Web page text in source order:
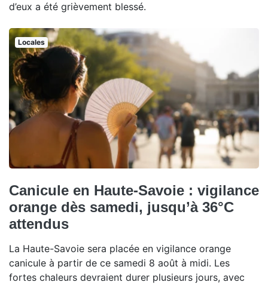
d’eux a été grièvement blessé.
Locales
Canicule en Haute-Savoie : vigilance
orange dès samedi, jusqu’à 36°C
attendus
La Haute-Savoie sera placée en vigilance orange
canicule à partir de ce samedi 8 août à midi. Les
fortes chaleurs devraient durer plusieurs jours, avec